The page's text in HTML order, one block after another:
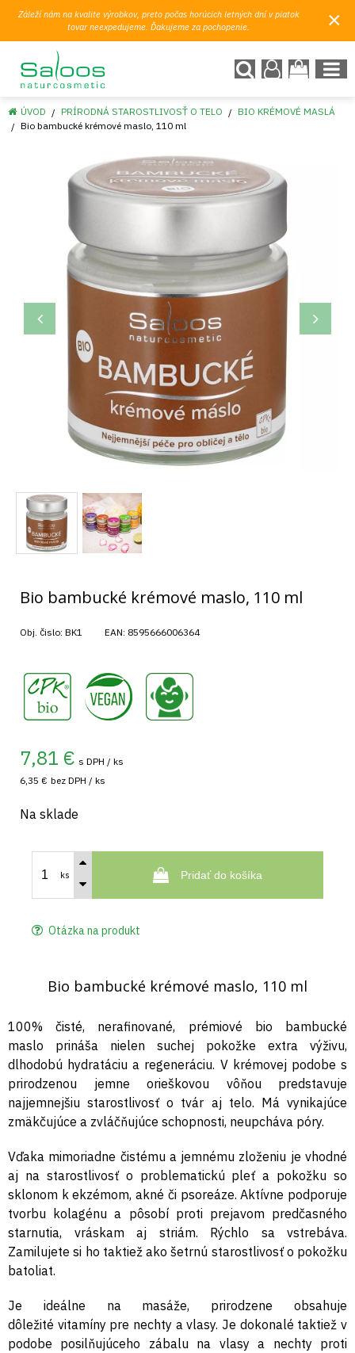
Záleží nám na kvalite výrobkov, preto počas horúcich letných dní v piatok
tovar neexpedujeme. Ďakujeme za pochopenie.
×
ÚVOD PRÍRODNÁ STAROSTLIVOSŤ O TELO
BIO KRÉMOVÉ MASLÁ
Bio bambucké krémové maslo, 110 ml
Bio bambucké krémové maslo, 110 ml
Obj. čislo: BK1 EAN: 8595666006364
7,81 € s DPH / ks
6,35 € bez DPH / ks
Na sklade
ks Pridať do košíka
Otázka na produkt
Bio bambucké krémové maslo, 110 ml
100% čisté, nerafinované, prémiové bio bambucké
maslo prináša nielen suchej pokožke extra výživu,
dlhodobú hydratáciu a regeneráciu. V krémovej podobe s
prirodzenou jemne orieškovou vôňou predstavuje
najjemnejšiu starostlivosť o tvár aj telo. Má vynikajúce
zmäkčujúce a zvláčňujúce schopnosti, neupcháva póry.
Vďaka mimoriadne čistému a jemnému zloženiu je vhodné
aj na starostlivosť o problematickú pleť a pokožku so
sklonom k ekzémom, akné či psoreáze. Aktívne podporuje
tvorbu kolagénu a pôsobí proti prejavom predčasného
starnutia, vráskam aj striám. Rýchlo sa vstrebáva.
Zamilujete si ho taktiež ako šetrnú starostlivosť o pokožku
batoliat.
Je ideálne na masáže, prirodzene obsahuje
dôležité vitamíny pre nechty a vlasy. Je dokonalé taktiež v
podobe posilňujúceho zábalu na vlasy a nechty proti